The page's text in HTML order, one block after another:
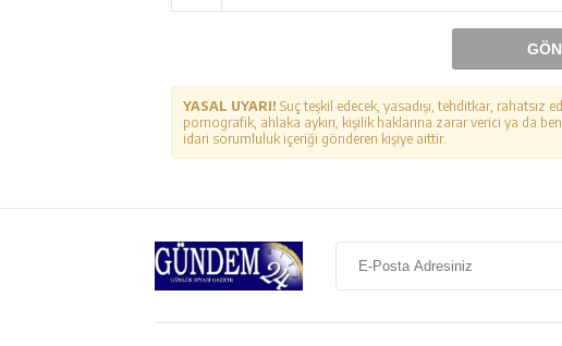
YASAL UYARI! Suç teşkil edecek, yasadışı, tehditkar, rahatsız
pornografik, ahlaka aykırı, kişilik haklarına zarar verici ya da
idari sorumluluk içeriği gönderen kişiye aittir.